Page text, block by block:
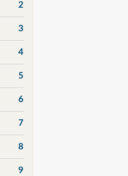
2
3
4
5
6
7
8
9